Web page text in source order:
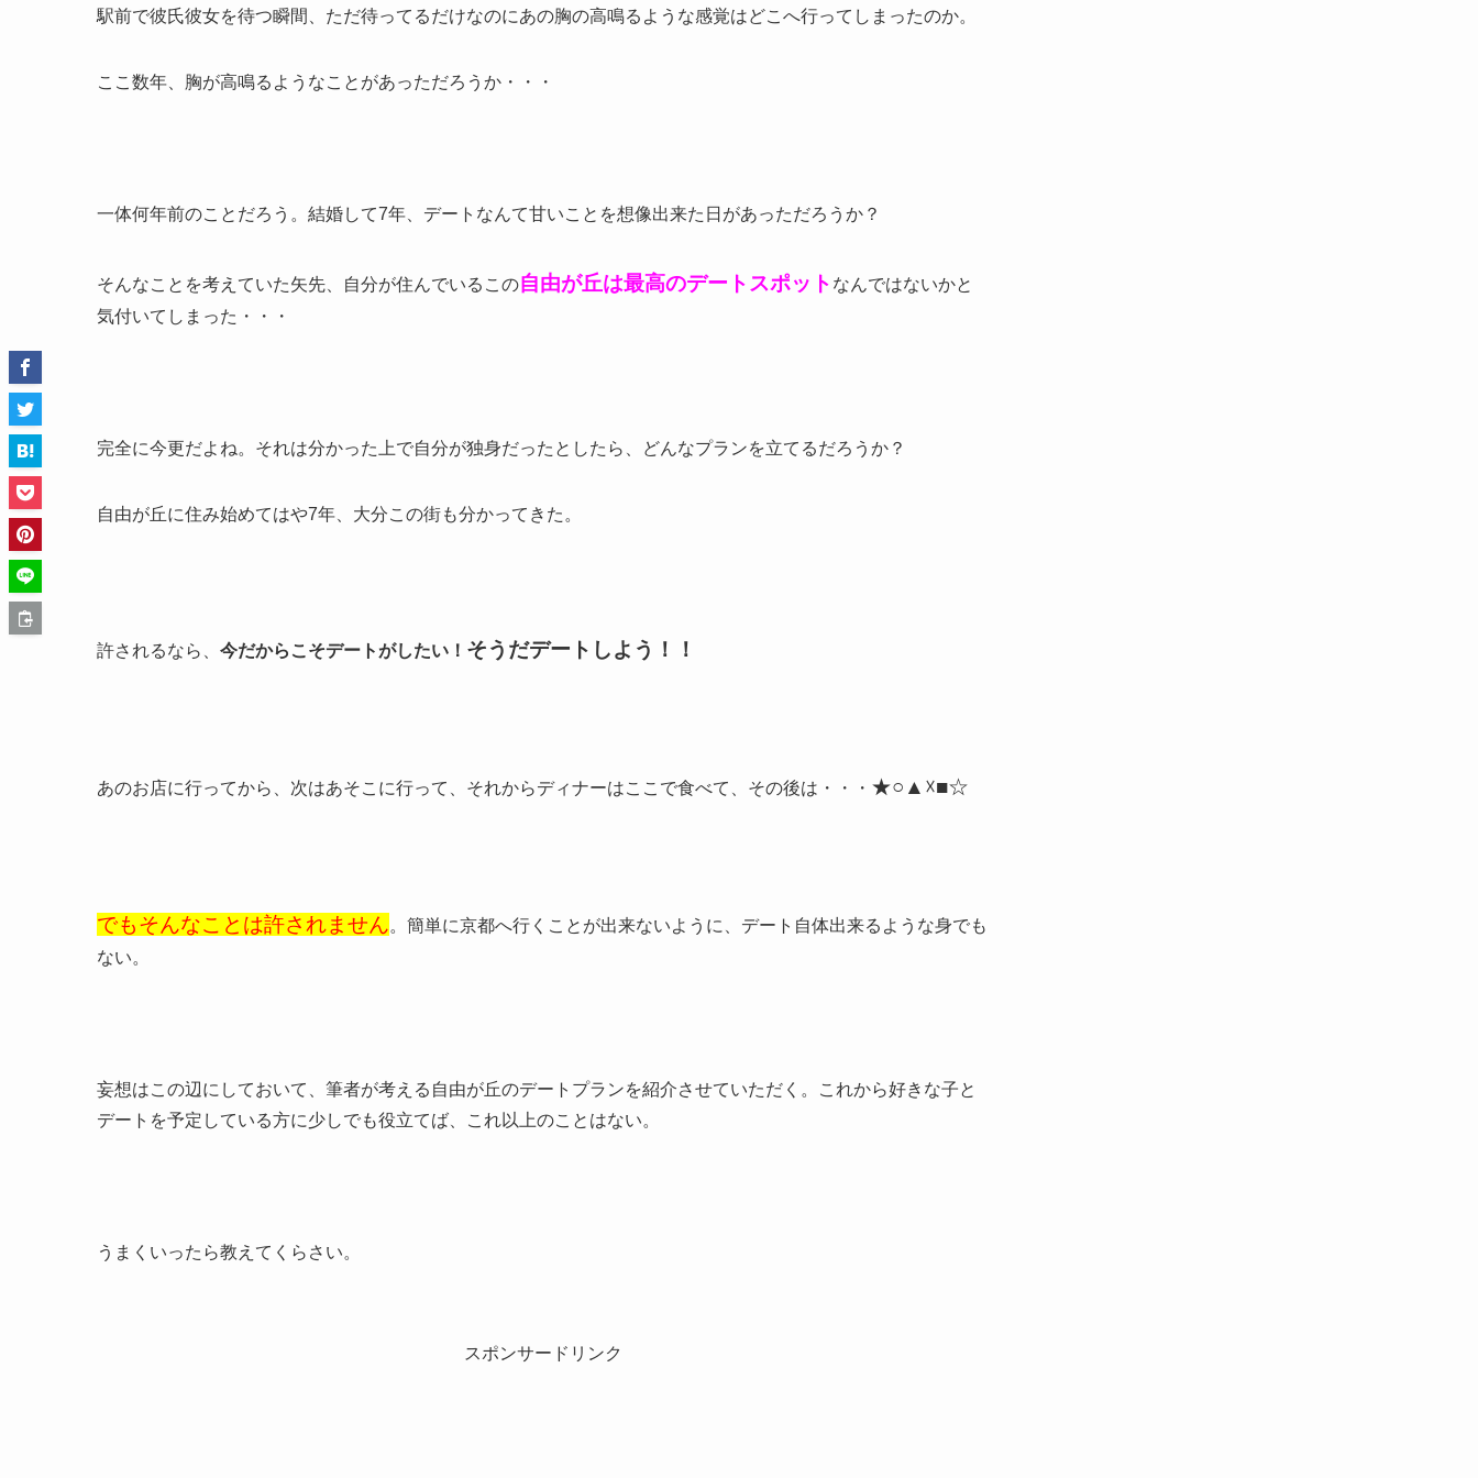
駅前で彼氏彼女を待つ瞬間、ただ待ってるだけなのにあの胸の高鳴るような感覚はどこへ行ってしまったのか。
ここ数年、胸が高鳴るようなことがあっただろうか・・・
一体何年前のことだろう。結婚して7年、デートなんて甘いことを想像出来た日があっただろうか？
そんなことを考えていた矢先、自分が住んでいるこの自由が丘は最高のデートスポット なんではないかと
気付いてしまった・・・
完全に今更だよね。それは分かった上で自分が独身だったとしたら、どんなプランを立てるだろうか？
自由が丘に住み始めてはや7年、大分この街も分かってきた。
許されるなら、 今だからこそデートがしたい！ そうだデートしよう！！
あのお店に行ってから、次はあそこに行って、それからディナーはここで食べて、その後は・・・ ★○▲☓■☆
でもそんなことは許されません。簡単に京都へ行くことが出来ないように、デート自体出来るような身でも
ない。
妄想はこの辺にしておいて、筆者が考える自由が丘のデートプランを紹介させていただく。これから好きな子と
デートを予定している方に少しでも役立てば、これ以上のことはない。
うまくいったら教えてくらさい。
スポンサードリンク